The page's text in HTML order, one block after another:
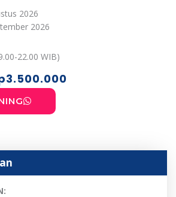
2026
2026
22.00 WIB)
3.500.000